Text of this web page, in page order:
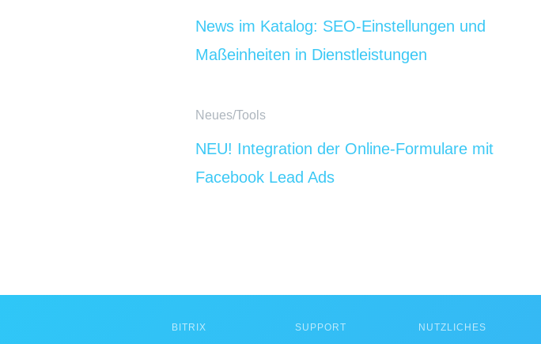
News im Katalog: SEO-Einstellungen und
Maßeinheiten in Dienstleistungen
Neues/Tools
NEU! Integration der Online-Formulare mit
Facebook Lead Ads
BITRIX SUPPORT NÜTZLICHES